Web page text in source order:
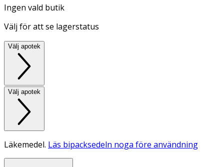
Ingen vald butik
Välj för att se lagerstatus
Välj apotek
Välj apotek
Läkemedel. Läs bipacksedeln noga före användning